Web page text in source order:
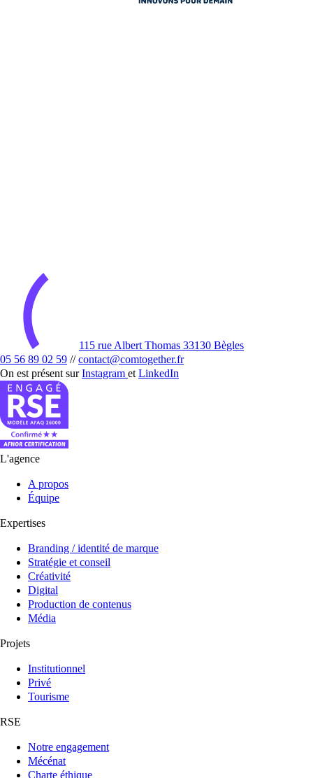
115 rue Albert Thomas 33130 Bègles
05 56 89 02 59 // contact@comtogether.fr
On est présent surInstagram et LinkedIn
L'agence
A propos
Équipe
Expertises
Branding / identité de marque
Stratégie et conseil
Créativité
Digital
Production de contenus
Média
Projets
Institutionnel
Privé
Tourisme
RSE
Notre engagement
Mécénat
Charte éthique